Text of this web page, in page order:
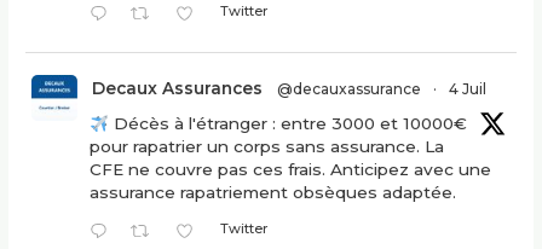
Twitter
Decaux Assurances @decauxassurance · 4 Juil
Décès à l'étranger : entre 3000 et 10000€
pour rapatrier un corps sans assurance. La
CFE ne couvre pas ces frais. Anticipez avec une
assurance rapatriement obsèques adaptée.
Twitter